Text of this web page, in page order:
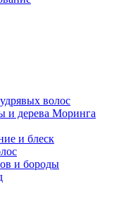
волос
и дерева Моринга
и блеск
и бороды